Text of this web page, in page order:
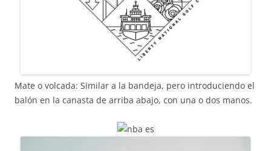
Mate o volcada: Similar a la bandeja, pero introduciendo el
balón en la canasta de arriba abajo, con una o dos manos.